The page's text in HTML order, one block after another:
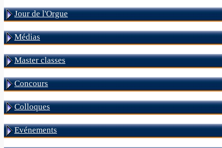
Jour de l'Orgue
Médias
Master classes
Concours
Colloques
Evénements